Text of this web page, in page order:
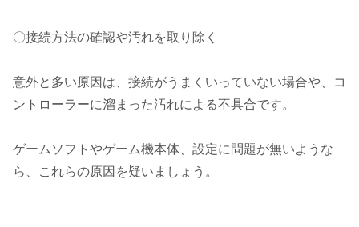
〇接続方法の確認や汚れを取り除く
意外と多い原因は、接続がうまくいっていない場合や、コ
ントローラーに溜まった汚れによる不具合です。
ゲームソフトやゲーム機本体、設定に問題が無いような
ら、これらの原因を疑いましょう。